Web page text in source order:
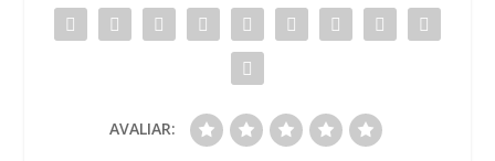
AVALIAR: